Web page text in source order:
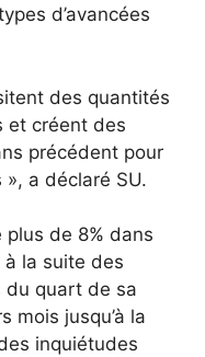
d’avancées
des quantités
et créent des
précédent pour
a déclaré SU.
de 8% dans
à la suite des
du quart de sa
mois jusqu’à la
inquiétudes